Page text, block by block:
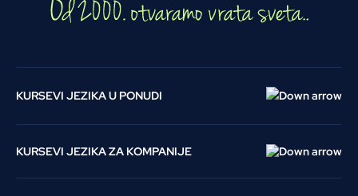
KURSEVI JEZIKA U PONUDI
KURSEVI JEZIKA ZA KOMPANIJE